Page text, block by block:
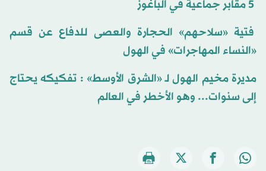
5 مقابر جماعية في الباغوز
فتية «سلاحهم» الحجارة والعصى للدفاع عن قسم
«النساء المهاجرات» في الهول
مديرة مخيم الهول لـ «الشرق الأوسط» : تفكيكه يحتاج
إلى سنوات... وهو الأخطر في العالم